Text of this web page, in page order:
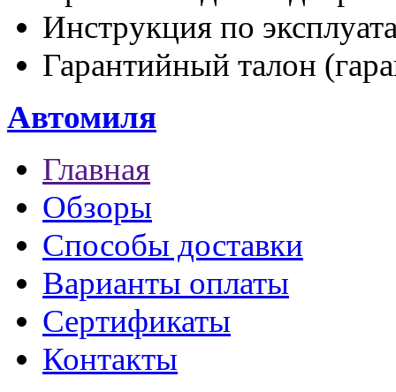
Инструкция по
Гарантийный талон
Автомиля
Главная
Обзоры
Способы доставки
Варианты оплаты
Сертификаты
Контакты